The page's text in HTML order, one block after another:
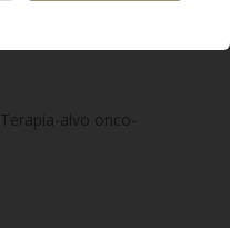
alvo onco-